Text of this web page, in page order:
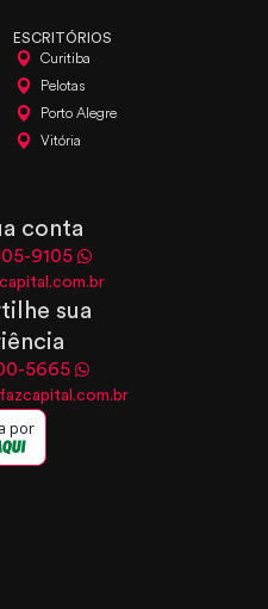
ESCRITÓRIOS
Curitiba
Pelotas
Porto Alegre
Vitória
conta
9105
sua
5665
por